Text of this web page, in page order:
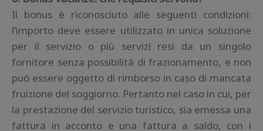
Il bonus è riconosciuto alle seguenti condizioni:
l’importo deve essere utilizzato in unica soluzione
per il servizio o più servizi resi da un singolo
fornitore senza possibilità di frazionamento, e non
può essere oggetto di rimborso in caso di mancata
fruizione del soggiorno. Pertanto nel caso in cui, per
la prestazione del servizio turistico, sia emessa una
fattura in acconto e una fattura a saldo, con i